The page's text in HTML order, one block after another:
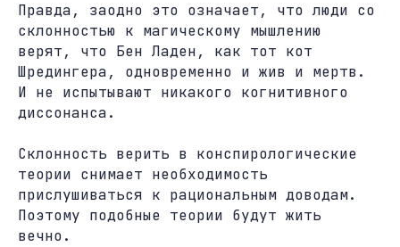
Правда, заодно это означает, что люди со
склонностью к магическому мышлению
верят, что Бен Ладен, как тот кот
Шредингера, одновременно и жив и мертв.
И не испытывают никакого когнитивного
диссонанса.
Склонность верить в конспирологические
теории снимает необходимость
прислушиваться к рациональным доводам.
Поэтому подобные теории будут жить
вечно.